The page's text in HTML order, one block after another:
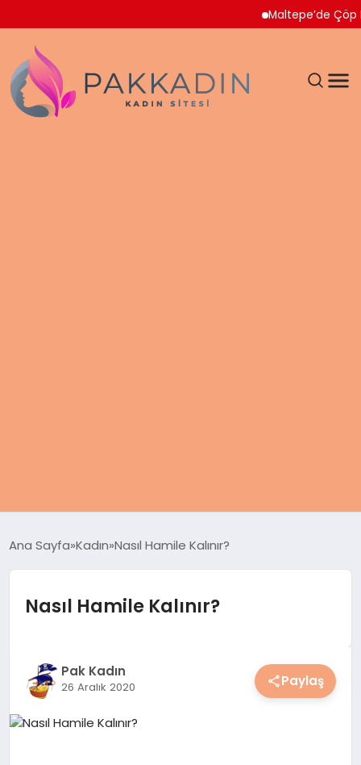
Maltepe’de Çöp Ev
KADIN
SAĞLIK
SPOR & FITNESS
Ana Sayfa Kadın Nasıl Hamile Kalınır?
Nasıl Hamile Kalınır?
Pak Kadın
26 Aralık 2020 Paylaş